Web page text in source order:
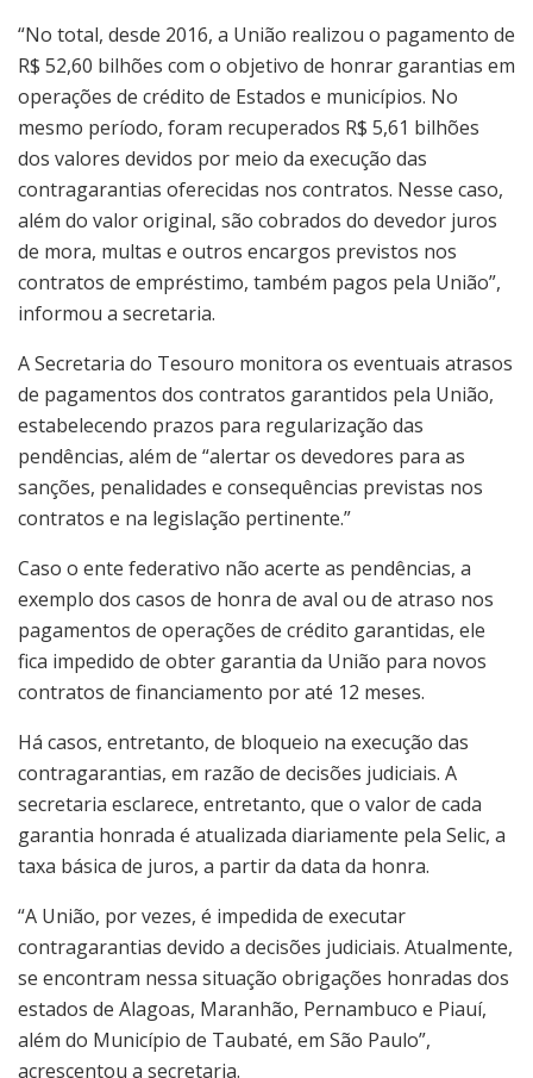
“No total, desde 2016, a União realizou o pagamento de
R$ 52,60 bilhões com o objetivo de honrar garantias em
operações de crédito de Estados e municípios. No
mesmo período, foram recuperados R$ 5,61 bilhões
dos valores devidos por meio da execução das
contragarantias oferecidas nos contratos. Nesse caso,
além do valor original, são cobrados do devedor juros
de mora, multas e outros encargos previstos nos
contratos de empréstimo, também pagos pela União”,
informou a secretaria.
A Secretaria do Tesouro monitora os eventuais atrasos
de pagamentos dos contratos garantidos pela União,
estabelecendo prazos para regularização das
pendências, além de “alertar os devedores para as
sanções, penalidades e consequências previstas nos
contratos e na legislação pertinente.”
Caso o ente federativo não acerte as pendências, a
exemplo dos casos de honra de aval ou de atraso nos
pagamentos de operações de crédito garantidas, ele
fica impedido de obter garantia da União para novos
contratos de financiamento por até 12 meses.
Há casos, entretanto, de bloqueio na execução das
contragarantias, em razão de decisões judiciais. A
secretaria esclarece, entretanto, que o valor de cada
garantia honrada é atualizada diariamente pela Selic, a
taxa básica de juros, a partir da data da honra.
“A União, por vezes, é impedida de executar
contragarantias devido a decisões judiciais. Atualmente,
se encontram nessa situação obrigações honradas dos
estados de Alagoas, Maranhão, Pernambuco e Piauí,
além do Município de Taubaté, em São Paulo”,
acrescentou a secretaria.